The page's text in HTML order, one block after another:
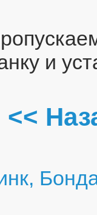
и
<<